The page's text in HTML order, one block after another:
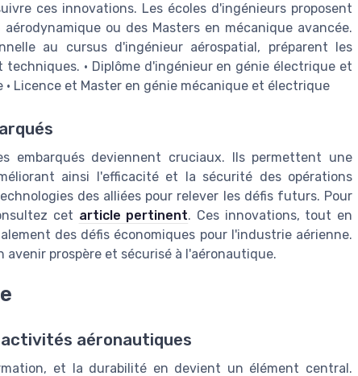
ces innovations. Les écoles d'ingénieurs proposent
ou des Masters en mécanique avancée.
au cursus d'ingénieur aérospatial, préparent les
• Diplôme d'ingénieur en génie électrique et
Licence et Master en génie mécanique et électrique
embarqués deviennent cruciaux. Ils permettent une
ainsi l'efficacité et la sécurité des opérations
des alliées pour relever les défis futurs. Pour
cet article pertinent. Ces innovations, tout en
des défis économiques pour l'industrie aérienne.
prospère et sécurisé à l'aéronautique.
aéronautiques
et la durabilité en devient un élément central.